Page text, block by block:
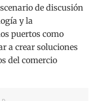
de discusión
y la
puertos como
a crear soluciones
del comercio